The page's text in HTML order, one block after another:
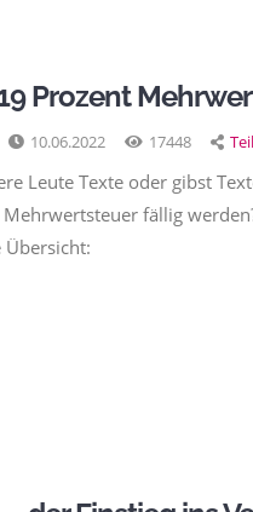
Prozent
10.06.2022 17448
Leute Texte oder gibst
fällig
Übersicht: